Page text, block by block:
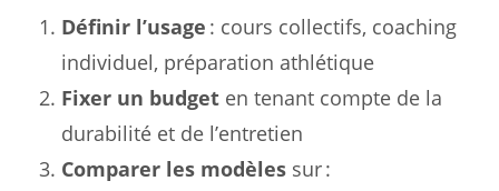
Définir l’usage : cours collectifs, coaching
individuel, préparation athlétique
Fixer un budget en tenant compte de la
durabilité et de l’entretien
Comparer les modèles sur :